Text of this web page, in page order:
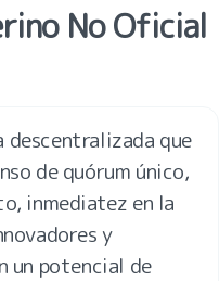
No Oficial
descentralizada que
de quórum único,
inmediatez en la
y
un potencial de